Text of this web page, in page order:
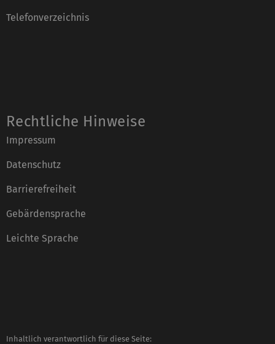
Telefonverzeichnis
Rechtliche Hinweise
Impressum
Datenschutz
Barrierefreiheit
Gebärdensprache
Leichte Sprache
Inhaltlich verantwortlich für diese Seite: